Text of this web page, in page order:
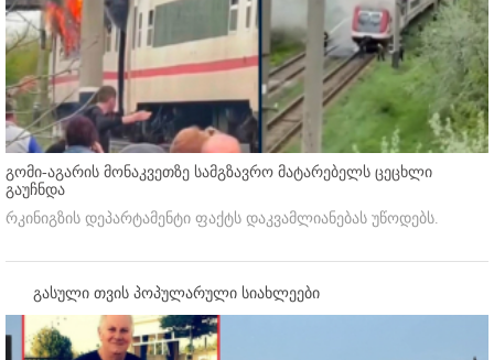
გომი-აგარის მონაკვეთზე სამგზავრო მატარებელს ცეცხლი
გაუჩნდა
რკინიგზის დეპარტამენტი ფაქტს დაკვამლიანებას უწოდებს.
გასული თვის პოპულარული სიახლეები